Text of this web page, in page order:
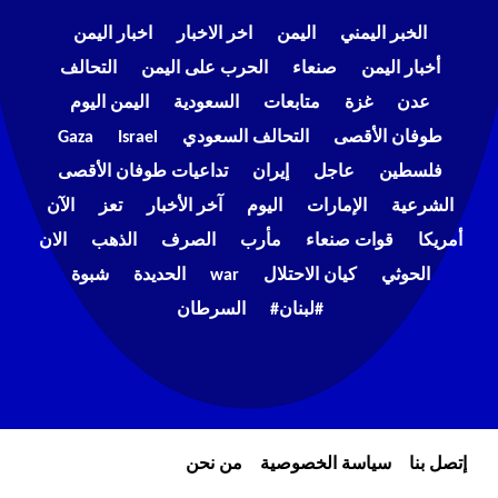
الخبر اليمني اليمن اخر الاخبار
اخبار اليمن
أخبار اليمن
صنعاء الحرب على اليمن
التحالف
عدن
غزة متابعات السعودية
اليمن اليوم
طوفان الأقصى
التحالف السعودي Israel
Gaza
فلسطين
عاجل إيران
تداعيات طوفان الأقصى
الشرعية
الإمارات اليوم آخر الأخبار تعز
الآن
أمريكا
قوات صنعاء مأرب الصرف الذهب
الان
الحوثي
كيان الاحتلال war الحديدة
شبوة
#لبنان#
السرطان
إتصل بنا سياسة الخصوصية من نحن